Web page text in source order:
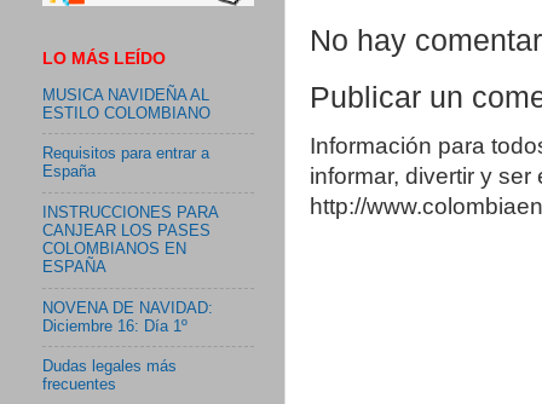
No hay
Publicar un
Información para
informar, divertir y
http://
LO MÁS LEÍDO
MUSICA NAVIDEÑA AL
ESTILO COLOMBIANO
Requisitos para entrar a
España
INSTRUCCIONES PARA
CANJEAR LOS PASES
COLOMBIANOS EN
ESPAÑA
NOVENA DE NAVIDAD:
Diciembre 16: Día 1º
Dudas legales más
frecuentes